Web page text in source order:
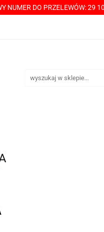
NUMER DO PRZELEWÓW:
PRZECZYTAJ! <-----